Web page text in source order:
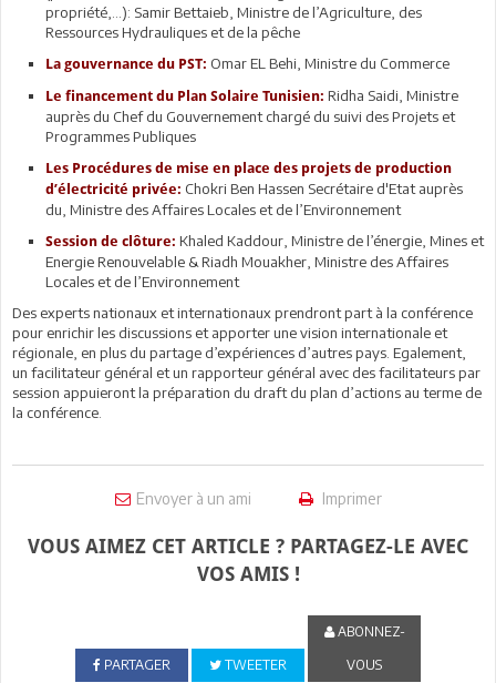
propriété,...): Samir Bettaieb, Ministre de l’Agriculture, des
Ressources Hydrauliques et de la pêche
La gouvernance du PST: Omar EL Behi, Ministre du Commerce
Le financement du Plan Solaire Tunisien: Ridha Saidi, Ministre
auprès du Chef du Gouvernement chargé du suivi des Projets et
Programmes Publiques
Les Procédures de mise en place des projets de production
d’électricité privée: Chokri Ben Hassen Secrétaire d'Etat auprès
du, Ministre des Affaires Locales et de l’Environnement
Session de clôture: Khaled Kaddour, Ministre de l’énergie, Mines et
Energie Renouvelable & Riadh Mouakher, Ministre des Affaires
Locales et de l’Environnement
Des experts nationaux et internationaux prendront part à la conférence
pour enrichir les discussions et apporter une vision internationale et
régionale, en plus du partage d’expériences d’autres pays. Egalement,
un facilitateur général et un rapporteur général avec des facilitateurs par
session appuieront la préparation du draft du plan d’actions au terme de
la conférence.
Envoyer à un ami Imprimer
VOUS AIMEZ CET ARTICLE ? PARTAGEZ-LE AVEC
VOS AMIS !
PARTAGER TWEETER
ABONNEZ-
VOUS